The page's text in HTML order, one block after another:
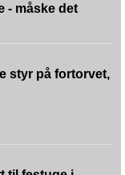
- måske det
styr på fortorvet,